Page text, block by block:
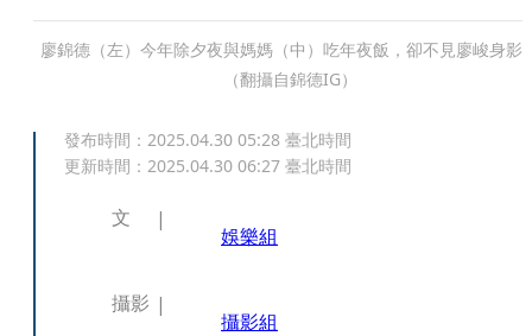
廖錦德（左）今年除夕夜與媽媽（中）吃年夜飯，卻不見廖峻身影
（翻攝自錦德IG）
發布時間： 2025.04.30 05:28 臺北時間
更新時間： 2025.04.30 06:27 臺北時間
文
娛樂組
攝影
攝影組